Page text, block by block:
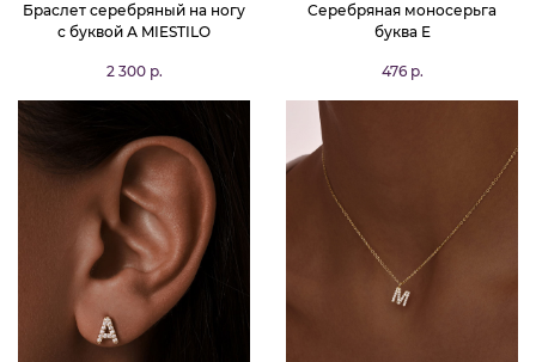
Браслет серебряный на ногу
с буквой А MIESTILO
2 300 р.
Серебряная моносерьга
буква E
476 р.